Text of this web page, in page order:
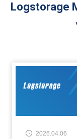
Logstorage
2026.04.06